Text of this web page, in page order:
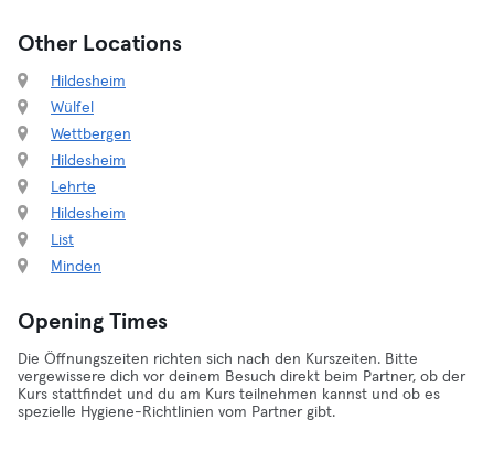
Other Locations
Hildesheim
Wülfel
Wettbergen
Hildesheim
Lehrte
Hildesheim
List
Minden
Opening Times
Die Öffnungszeiten richten sich nach den Kurszeiten. Bitte
vergewissere dich vor deinem Besuch direkt beim Partner, ob der
Kurs stattfindet und du am Kurs teilnehmen kannst und ob es
spezielle Hygiene-Richtlinien vom Partner gibt.